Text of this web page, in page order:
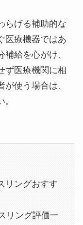
らげる補助的な
医療機器ではあ
給を心がけ、
ず医療機関に相
使う場合は、
リングおすす
リング評価一